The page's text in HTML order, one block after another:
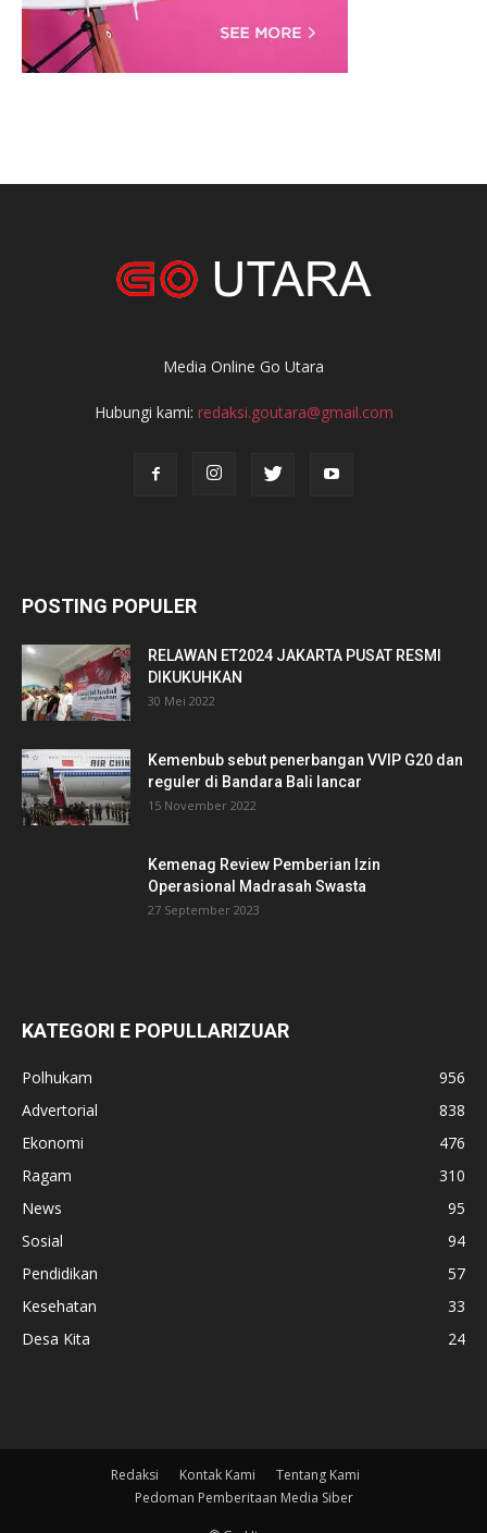
Media Online Go Utara
Hubungi kami: redaksi.goutara@gmail.com
POSTING POPULER
RELAWAN ET2024 JAKARTA PUSAT RESMI
DIKUKUHKAN
30 Mei 2022
Kemenbub sebut penerbangan VVIP G20 dan
reguler di Bandara Bali lancar
15 November 2022
Kemenag Review Pemberian Izin
Operasional Madrasah Swasta
27 September 2023
KATEGORI E POPULLARIZUAR
Polhukam
956
Advertorial
838
Ekonomi
476
Ragam
310
News
95
Sosial
94
Pendidikan
57
Kesehatan
33
Desa Kita
24
Redaksi Kontak Kami
Tentang Kami
Pedoman Pemberitaan Media Siber